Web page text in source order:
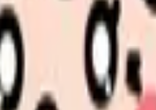
話してみませんか。
、辞めるべきか、少し休むべきかを一緒